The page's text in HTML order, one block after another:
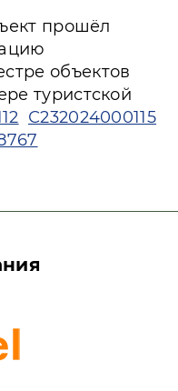
прошёл
объектов
туристской
С232024000115